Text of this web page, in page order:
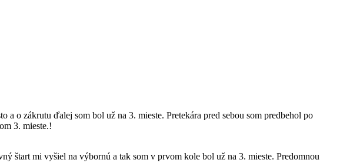
o zákrutu ďalej som bol už na 3. mieste. Pretekára pred sebou som predbehol po
3. mieste.!
štart mi vyšiel na výbornú a tak som v prvom kole bol už na 3. mieste. Predomnou